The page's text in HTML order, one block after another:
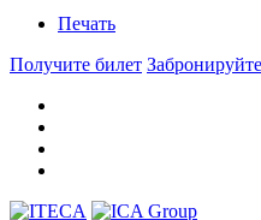
Печать
Получите билет